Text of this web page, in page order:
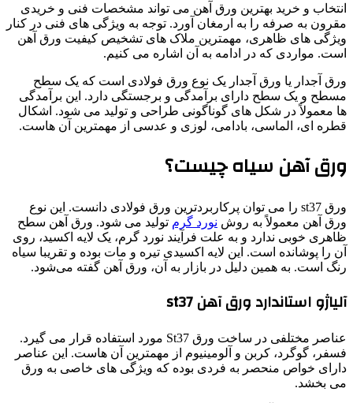
انتخاب و خرید بهترین ورق آهن می تواند مشخصات فنی و خریدی
مقرون به صرفه را به ارمغان آورد. توجه به ویژگی های فنی در کنار
ویژگی های ظاهری، مهمترین ملاک های تشخیص کیفیت ورق آهن
است. مواردی که در ادامه به آن اشاره می کنیم.
ورق آجدار یا ورق آجدار یک نوع ورق فولادی است که یک سطح
مسطح و یک سطح دارای برآمدگی و برجستگی دارد. این برآمدگی
ها معمولاً در شکل های گوناگونی طراحی و تولید می شود. اشکال
قطره ای، الماسی، بادامی، لوزی و عدسی از مهمترین آن هاست.
ورق آهن سیاه چیست؟
ورق st37 را می توان پرکاربردترین ورق فولادی دانست. این نوع
ورق آهن معمولاً به روش نورد گرم تولید می شود. ورق آهن سطح
ظاهری خوبی ندارد و به علت فرآیند نورد گرم، یک لایه اکسید، روی
آن را پوشانده است. این لایه اکسیدی تیره و مات بوده و تقریبا سیاه
رنگ است. به همین دلیل در بازار به آن، ورق آهن گفته می‌شود.
آلیاژو استاندارد ورق آهن st37
عناصر مختلفی در ساخت ورق St37 مورد استفاده قرار می گیرد.
فسفر، گوگرد، کربن و آلومینیوم از مهمترین آن هاست. این عناصر
دارای خواص منحصر به فردی بوده که ویژگی های خاصی به ورق
می بخشد.